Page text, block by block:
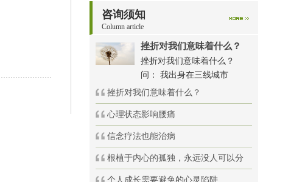
咨询须知
Column article
挫折对我们意味着什么？
挫折对我们意味着什么？
问： 我出身在三线城市
挫折对我们意味着什么？
心理状态影响腰痛
信念疗法也能治病
根植于内心的孤独，永远没人可以分
个人成长需要避免的心灵陷阱